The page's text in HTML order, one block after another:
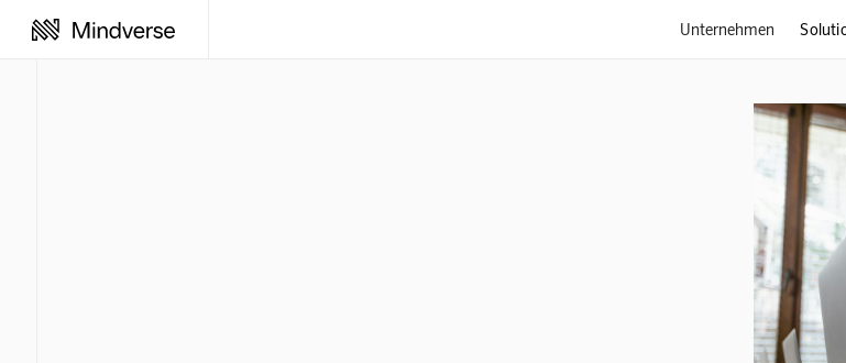
Unternehmen